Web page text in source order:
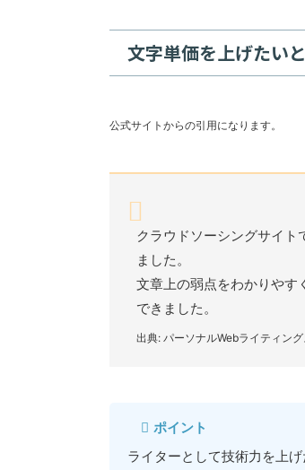
文字単価を上げたい
公式サイトからの引用になります。
クラウドソーシングサイ
ました。
文章上の弱点をわかりやす
できました。
出典: パーソナルWebライティン
ポイント
ライターとして技術力を上